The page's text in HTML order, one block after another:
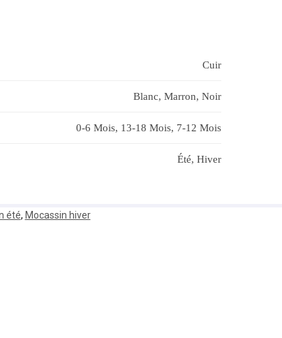
Cuir
Blanc, Marron, Noir
0-6 Mois, 13-18 Mois, 7-12 Mois
Été, Hiver
été, Mocassin hiver